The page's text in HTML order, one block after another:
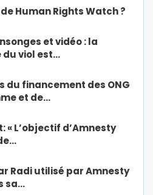
Human Rights Watch ?
et vidéo : la
viol est…
du financement des ONG
et de…
« L’objectif d’Amnesty
Radi utilisé par Amnesty
sa…